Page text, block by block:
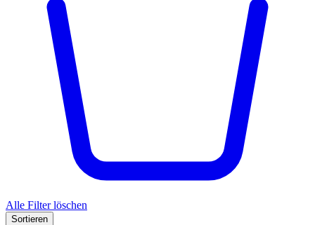
Alle Filter löschen
Sortieren